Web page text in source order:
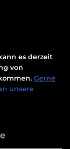
es derzeit
von
Gerne
unsere